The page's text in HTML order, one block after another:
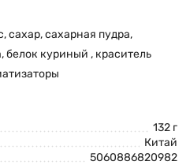
сахар, сахарная пудра,
белок куриный , краситель
132 г
Китай
5060886820982